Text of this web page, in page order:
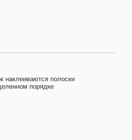
наклеиваются полоски
порядке